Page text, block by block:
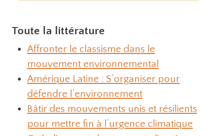
Toute la littérature
Affronter le classisme dans le
mouvement environnemental
Amérique Latine : S’organiser pour
défendre l’environnement
Bâtir des mouvements unis et résilients
pour mettre fin à l’urgence climatique